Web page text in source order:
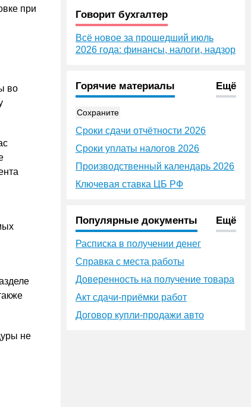
при
во
не
Говорит бухгалтер
Всё новое за прошедший июль
2026 года: финансы, налоги, надзор
Горячие материалы Ещё
Сохраните
Сроки сдачи отчётности 2026
Сроки уплаты налогов 2026
Производственный календарь 2026
Ключевая ставка ЦБ РФ
Популярные документы Ещё
Расписка в получении денег
Справка с места работы
Доверенность на получение товара
Акт сдачи-приёмки работ
Договор купли-продажи авто